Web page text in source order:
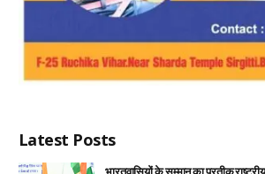
Latest Posts